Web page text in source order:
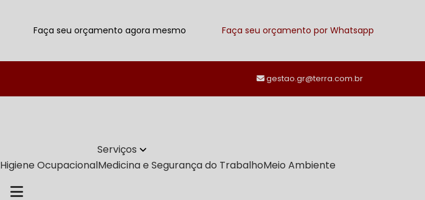
Faça seu orçamento agora mesmo Faça seu orçamento por Whatsapp
gestao.gr@terra.com.br
Serviços
Higiene Ocupacional Medicina e Segurança do Trabalho
Meio Ambiente